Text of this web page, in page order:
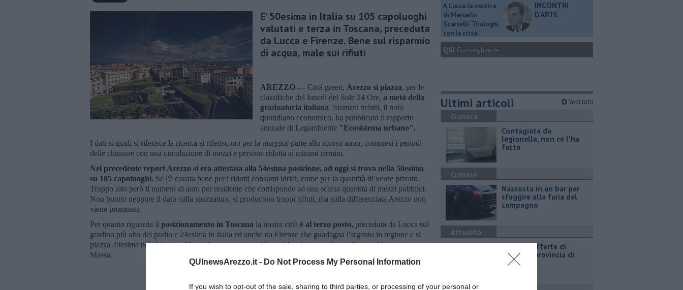
QUInewsArezzo.it - Do Not Process My Personal Information
If you wish to opt-out of the sale, sharing to third parties, or processing of your personal or
E' 50esima in Italia su 105 capoluoghi
valutati e terza in Toscana, preceduta
da Lucca e Firenze. Bene sul risparmio
di acqua, male sui rifiuti
AREZZO — Città green, Arezzo si piazza, per le
classifiche del lunedì del Sole 24 Ore, a metà della
graduatoria italiana. Stamani infatti, il noto
quotidiano economico, ha pubblicato il rapporto
annuale di Legambiente "Ecosistema urbano".
I dati ai quali si riferisce la ricerca si riferiscono per la maggior parte allo scorso anno, compresi i periodi
delle chiusure con una circolazione di mezzi e persone ridotta ai minimi termini.
Nel precedente report Arezzo si era attestata alla 54esima posizione, ad oggi si trova nella 50esima
su 105 capoluoghi. Se l'è cavata bene per i ridotti consumi idrici, come per la quantità di verde privato.
Troppo alto però il numero di auto per residente che corrisponde ad una scarsa quantità di mezzi pubblici.
Non buono neppure il dato sulla spazzatura: si producono troppi rifiuti, ma sulla differenziata Arezzo non
viene promossa.
Per quanto riguarda il posizionamento in Toscana la nostra città è al terzo posto, preceduta da Lucca sul
gradino più alto del podio e 24esima in Italia ed anche da Firenze che guadagna l'argento in regione e si
piazza 29esima nel Belpaese. Dopo Arezzo troviamo Siena, Pisa, Livorno, Prato, Pistoia, Grosseto e
Massa.
A Lucca la mostra
di Marcello
Scarselli “Dialoghi
con la città"
INCONTRI
D'ARTE
QUI Condoglianze
Ultimi articoli Vedi tutti
Cronaca
Contagiata da
legionella, non ce l'ha
fatta
Cronaca
Nascosta in un bar per
sfuggire alla furia del
compagno
Attualità
​Tutte le offerte di
lavoro in provincia di
Arezzo